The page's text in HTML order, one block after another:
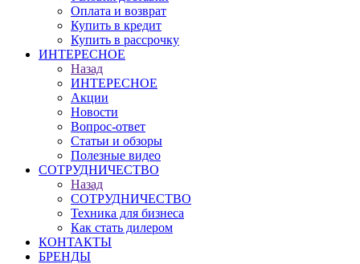
Оплата и возврат
Купить в кредит
Купить в рассрочку
ИНТЕРЕСНОЕ
Назад
ИНТЕРЕСНОЕ
Акции
Новости
Вопрос-ответ
Статьи и обзоры
Полезные видео
СОТРУДНИЧЕСТВО
Назад
СОТРУДНИЧЕСТВО
Техника для бизнеса
Как стать дилером
КОНТАКТЫ
БРЕНДЫ